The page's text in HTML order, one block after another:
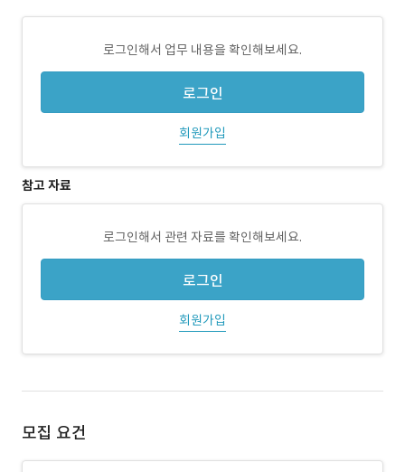
로그인해서 업무 내용을 확인해보세요.
로그인
회원가입
참고 자료
로그인해서 관련 자료를 확인해보세요.
로그인
회원가입
모집 요건